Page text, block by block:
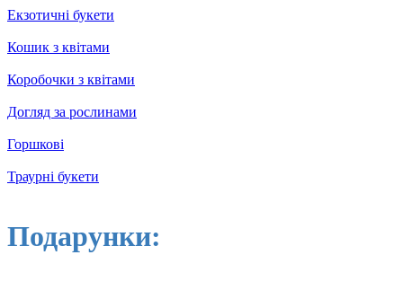
Екзотичні букети
Кошик з квітами
Коробочки з квітами
Догляд за рослинами
Горшкові
Траурні букети
Подарунки: